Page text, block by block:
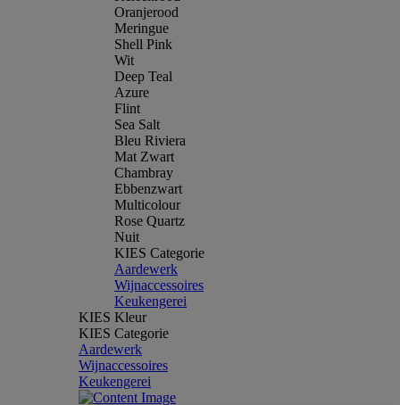
Oranjerood
Meringue
Shell Pink
Wit
Deep Teal
Azure
Flint
Sea Salt
Bleu Riviera
Mat Zwart
Chambray
Ebbenzwart
Multicolour
Rose Quartz
Nuit
KIES Categorie
Aardewerk
Wijnaccessoires
Keukengerei
KIES Kleur
KIES Categorie
Aardewerk
Wijnaccessoires
Keukengerei